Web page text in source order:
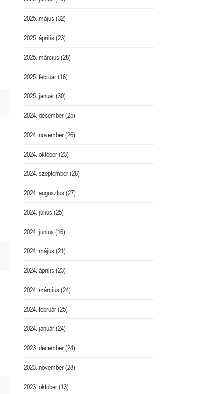
2025. május(32)
2025. április(23)
2025. március(28)
2025. február(16)
2025. január(30)
2024. december(25)
2024. november(26)
2024. október(23)
2024. szeptember(26)
2024. augusztus(27)
2024. július(25)
2024. június(16)
2024. május(21)
2024. április(23)
2024. március(24)
2024. február(25)
2024. január(24)
2023. december(24)
2023. november(28)
2023. október(13)